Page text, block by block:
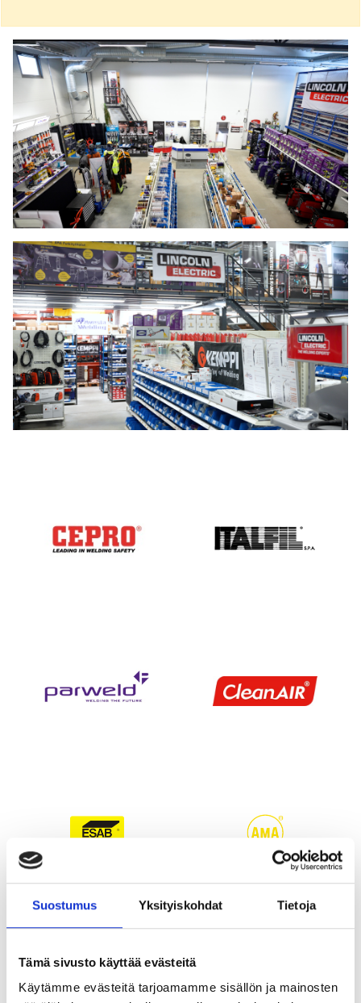
Suostumus Yksityiskohdat Tietoja
Tämä sivusto käyttää evästeitä
Käytämme evästeitä tarjoamamme sisällön ja mainosten